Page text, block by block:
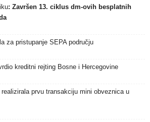
: Završen 13. ciklus dm-ovih besplatnih
za pristupanje SEPA području
kreditni rejting Bosne i Hercegovine
prvu transakciju mini obveznica u